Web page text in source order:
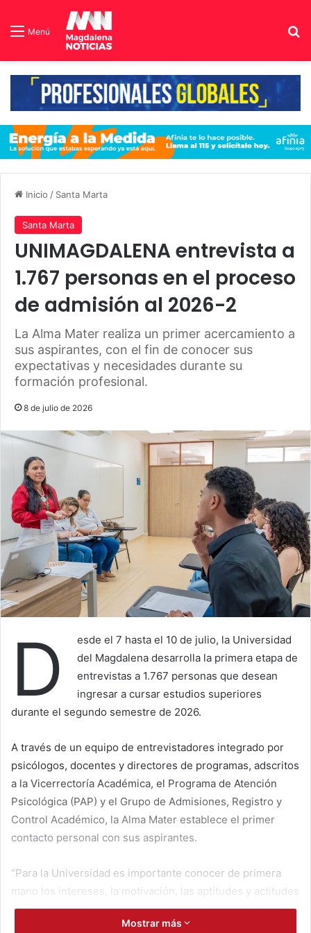
Menú
Inicio / Santa Marta
Santa Marta
UNIMAGDALENA entrevista a
1.767 personas en el proceso
de admisión al 2026-2
La Alma Mater realiza un primer acercamiento a
sus aspirantes, con el fin de conocer sus
expectativas y necesidades durante su
formación profesional.
8 de julio de 2026
D
esde el 7 hasta el 10 de julio, la Universidad
del Magdalena desarrolla la primera etapa de
entrevistas a 1.767 personas que desean
ingresar a cursar estudios superiores
durante el segundo semestre de 2026.
A través de un equipo de entrevistadores integrado por
psicólogos, docentes y directores de programas, adscritos
a la Vicerrectoría Académica, el Programa de Atención
Psicológica (PAP) y el Grupo de Admisiones, Registro y
Control Académico, la Alma Mater establece el primer
contacto personal con sus aspirantes.
“Para la Universidad es importante conocer de primera
mano los intereses, la motivación, las aptitudes y actitudes
de las personas que desean ingresar a esta casa de
estudios, con la intención de que a partir de este primer
Mostrar más